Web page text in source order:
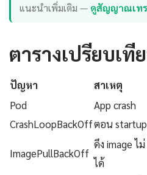
แนะนำเพิ่มเติม — ดูสัญญาณเทร
ตารางเปรียบเที
ปัญหา สาเหตุ
Pod
CrashLoopBackOff
App crash
ตอน startup
ImagePullBackOff
ดึง image ไม่
ได้